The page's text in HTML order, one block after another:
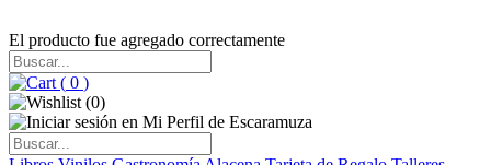
El producto fue agregado correctamente
( 0 )
(0)